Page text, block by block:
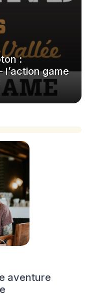
:
l’action game
aventure